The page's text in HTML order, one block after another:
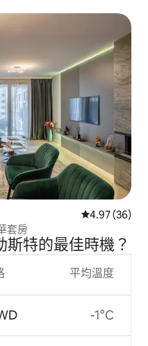
從 36 則評價
4.97 (36)
套房
特的最佳時機？
平均溫度
-1°C